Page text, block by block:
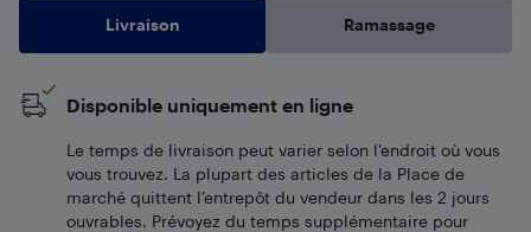
Livraison Ramassage
Disponible uniquement en ligne
Le temps de livraison peut varier selon l'endroit où vous
vous trouvez. La plupart des articles de la Place de
marché quittent l’entrepôt du vendeur dans les 2 jours
ouvrables. Prévoyez du temps supplémentaire pour